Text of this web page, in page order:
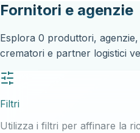
Fornitori e agenzie
Esplora 0 produttori,
crematori e partner logistici
Filtri
Utilizza i filtri per affinare la